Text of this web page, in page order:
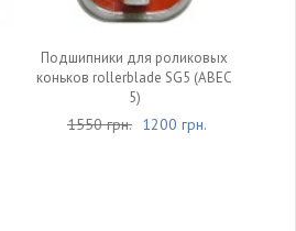
Подшипники для роликовых
коньков rollerblade SG5 (ABEC
5)
1550 грн. 1200 грн.